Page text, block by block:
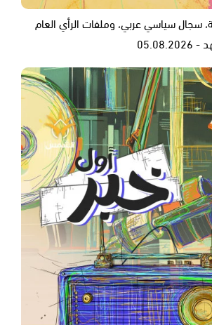
سجال سياسي عربي، وملفات الرأي العام